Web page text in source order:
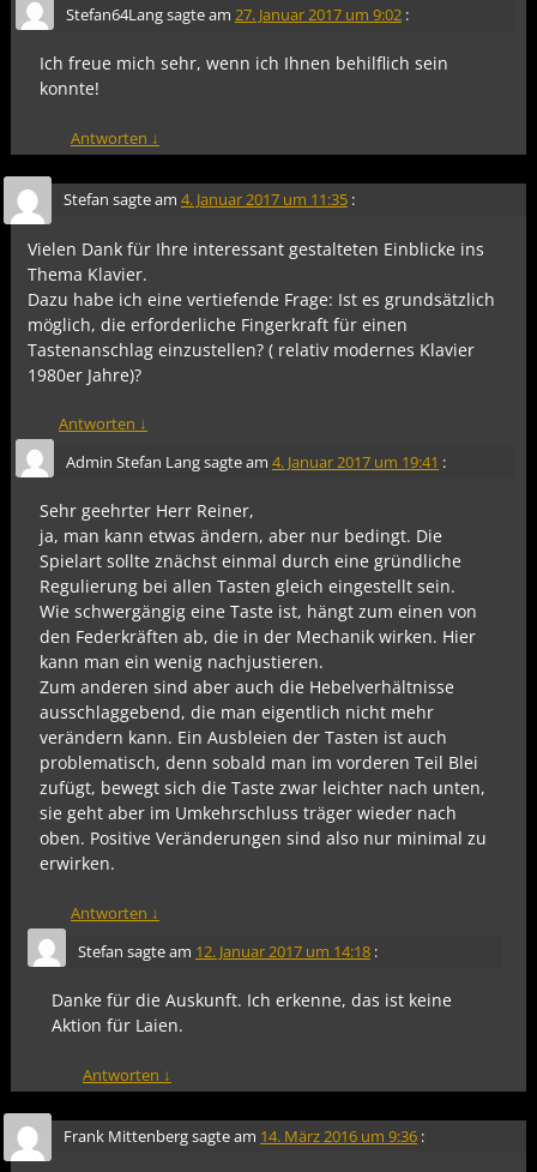
Stefan64Langsagte am 27. Januar 2017 um 9:02 :
Ich freue mich sehr, wenn ich Ihnen behilflich sein
konnte!
Antworten ↓
Stefan sagte am 4. Januar 2017 um 11:35 :
Vielen Dank für Ihre interessant gestalteten Einblicke ins
Thema Klavier.
Dazu habe ich eine vertiefende Frage: Ist es grundsätzlich
möglich, die erforderliche Fingerkraft für einen
Tastenanschlag einzustellen? ( relativ modernes Klavier
1980er Jahre)?
Antworten ↓
Admin Stefan Langsagte am 4. Januar 2017 um 19:41 :
Sehr geehrter Herr Reiner,
ja, man kann etwas ändern, aber nur bedingt. Die
Spielart sollte znächst einmal durch eine gründliche
Regulierung bei allen Tasten gleich eingestellt sein.
Wie schwergängig eine Taste ist, hängt zum einen von
den Federkräften ab, die in der Mechanik wirken. Hier
kann man ein wenig nachjustieren.
Zum anderen sind aber auch die Hebelverhältnisse
ausschlaggebend, die man eigentlich nicht mehr
verändern kann. Ein Ausbleien der Tasten ist auch
problematisch, denn sobald man im vorderen Teil Blei
zufügt, bewegt sich die Taste zwar leichter nach unten,
sie geht aber im Umkehrschluss träger wieder nach
oben. Positive Veränderungen sind also nur minimal zu
erwirken.
Antworten ↓
Stefan sagte am 12. Januar 2017 um 14:18 :
Danke für die Auskunft. Ich erkenne, das ist keine
Aktion für Laien.
Antworten ↓
Frank Mittenbergsagte am 14. März 2016 um 9:36 :